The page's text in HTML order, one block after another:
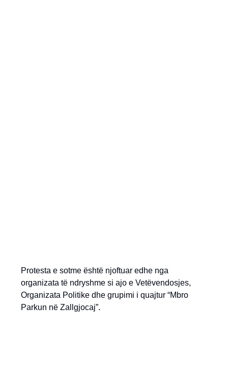
Protesta e sotme është njoftuar edhe nga
organizata të ndryshme si ajo e Vetëvendosjes,
Organizata Politike dhe grupimi i quajtur “Mbro
Parkun në Zallgjocaj”.